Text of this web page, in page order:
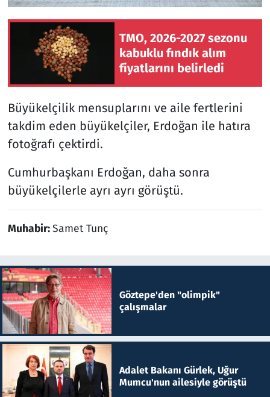
TMO, 2026-2027 sezonu
kabuklu fındık alım
fiyatlarını belirledi
Büyükelçilik mensuplarını ve aile fertlerini
takdim eden büyükelçiler, Erdoğan ile hatıra
fotoğrafı çektirdi.
Cumhurbaşkanı Erdoğan, daha sonra
büyükelçilerle ayrı ayrı görüştü.
Muhabir:Samet Tunç
Göztepe'den "olimpik"
çalışmalar
Adalet Bakanı Gürlek, Uğur
Mumcu'nun ailesiyle görüştü